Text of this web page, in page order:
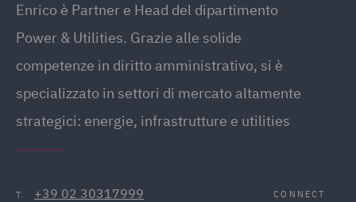
Enrico è Partner e Head del dipartimento
Power & Utilities. Grazie alle solide
competenze in diritto amministrativo, si è
specializzato in settori di mercato altamente
strategici: energie, infrastrutture e utilities
T: +39 02 30317999 CONNECT